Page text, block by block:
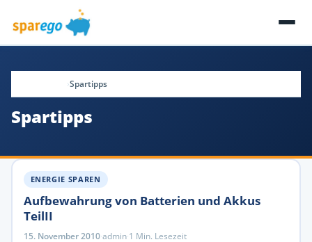
Spartipps
Spartipps
ENERGIE SPAREN
Aufbewahrung von Batterien und Akkus
TeilII
15. November 2010·admin·1 Min. Lesezeit